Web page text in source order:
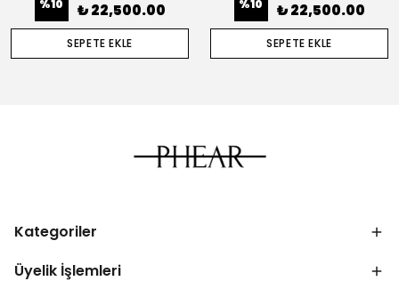
%10 ₺ 22,500.00
SEPETE EKLE
%10 ₺ 22,500.00
SEPETE EKLE
Kategoriler
Üyelik İşlemleri